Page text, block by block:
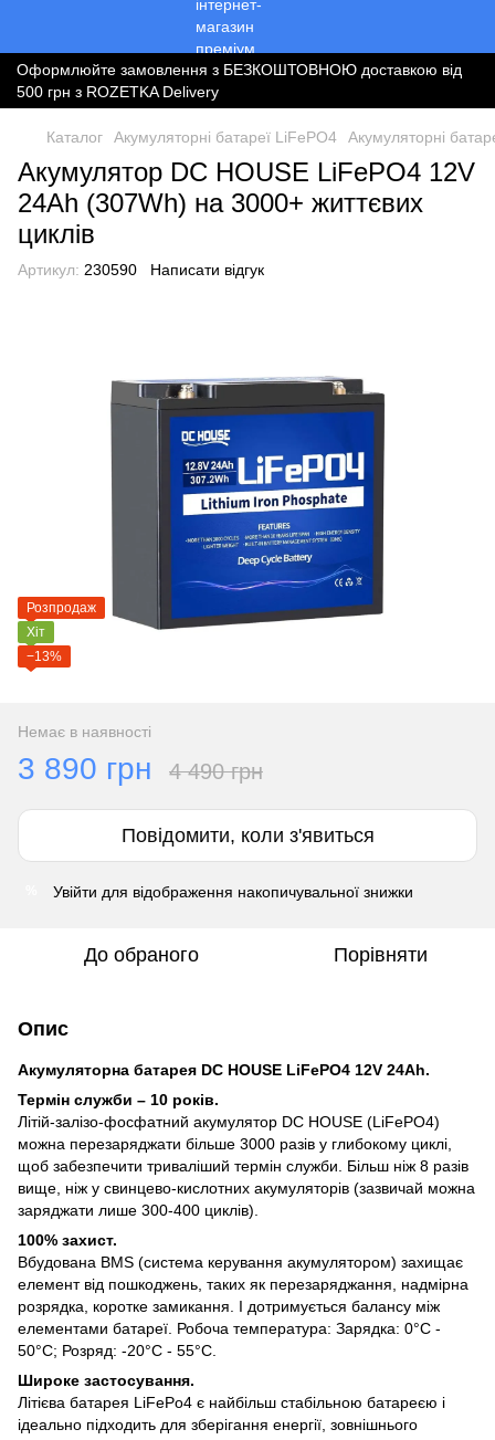
Оформлюйте замовлення з БЕЗКОШТОВНОЮ доставкою від
500 грн з ROZETKA Delivery
Каталог Акумуляторні батареї LiFePO4 Акумуляторні
Акумулятор DC HOUSE LiFePO4 12V
24Ah (307Wh) на 3000+ життєвих
циклів
Артикул: 230590 Написати відгук
Розпродаж
Хіт
−13%
Немає в наявності
3 890 грн 4 490 грн
Повідомити, коли з'явиться
Увійти для відображення накопичувальної знижки
До обраного Порівняти
Опис
Акумуляторна батарея DC HOUSE LiFePO4 12V 24Ah.
Термін служби – 10 років.
Літій-залізо-фосфатний акумулятор DC HOUSE (LiFePO4)
можна перезаряджати більше 3000 разів у глибокому циклі,
щоб забезпечити триваліший термін служби. Більш ніж 8 разів
вище, ніж у свинцево-кислотних акумуляторів (зазвичай можна
заряджати лише 300-400 циклів).
100% захист.
Вбудована BMS (система керування акумулятором) захищає
елемент від пошкоджень, таких як перезаряджання, надмірна
розрядка, коротке замикання. І дотримується балансу між
елементами батареї. Робоча температура: Зарядка: 0°C -
50°C; Розряд: -20°C - 55°C.
Широке застосування.
Літієва батарея LiFePo4 є найбільш стабільною батареєю і
ідеально підходить для зберігання енергії, зовнішнього